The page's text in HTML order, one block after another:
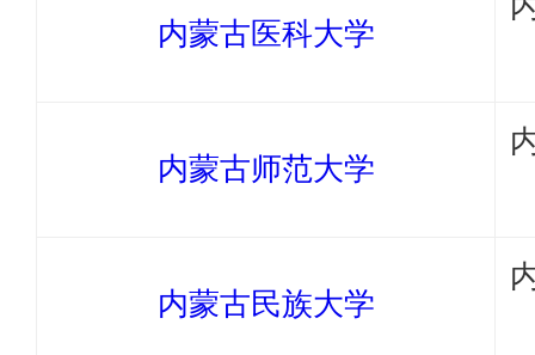
内蒙古医科大学
内蒙古师范大学
内蒙古民族大学